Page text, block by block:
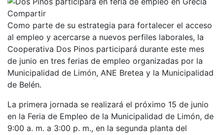
Compartir
Como parte de su estrategia para fortalecer el acceso
al empleo y acercarse a nuevos perfiles laborales, la
Cooperativa Dos Pinos participará durante este mes
de junio en tres ferias de empleo organizadas por la
Municipalidad de Limón, ANE Bretea y la Municipalidad
de Belén.
La primera jornada se realizará el próximo 15 de junio
en la Feria de Empleo de la Municipalidad de Limón, de
9:00 a. m. a 3:00 p. m., en la segunda planta del